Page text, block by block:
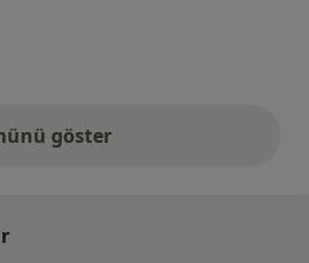
göster
yukarıdaki görüşler